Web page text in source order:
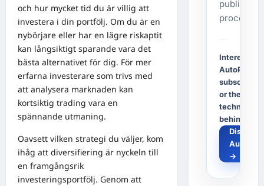
och hur mycket tid du är villig att
investera i din portfölj. Om du är en
nybörjare eller har en lägre riskaptit
kan långsiktigt sparande vara det
bästa alternativet för dig. För mer
erfarna investerare som trivs med
att analysera marknaden kan
kortsiktig trading vara en
spännande utmaning.
Oavsett vilken strategi du väljer, kom
ihåg att diversifiering är nyckeln till
en framgångsrik
investeringsportfölj. Genom att
publishing
process.
Interested
AutoPost, a
or the
technology
behind it?
Discover
→